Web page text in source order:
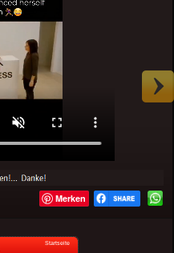
Merken
Startseite